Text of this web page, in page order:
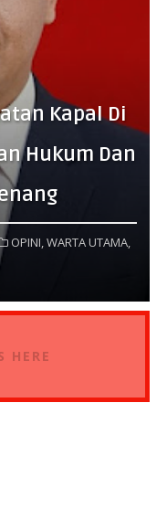
Kapal Di
Hukum Dan
OPINI,WARTA UTAMA,
HERE